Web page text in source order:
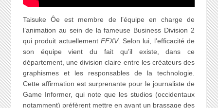
Taisuke Ôe est membre de l’équipe en charge de
l’animation au sein de la fameuse Business Division 2
qui produit actuellement FFXV. Selon lui, l’efficacité de
son équipe vient du fait qu’il existe, dans ce
département, une division claire entre les créateurs des
graphismes et les responsables de la technologie.
Cette affirmation est surprenante pour le journaliste de
Game Informer, qui note que les studios (occidentaux
notamment) préfèrent mettre en avant un brassage des